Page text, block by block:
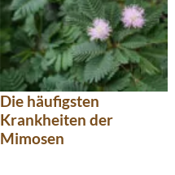
Die häufigsten
Krankheiten der
Mimosen